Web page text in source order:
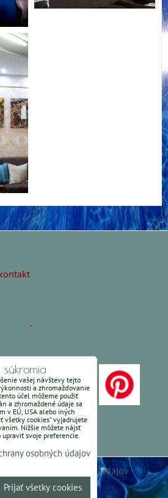
ochrany osobných údajov
vašej návštevy tejto
a zhromažďovanie
účel môžeme použiť
a zhromaždené údaje sa
v EÚ, USA alebo iných
všetky cookies“ vyjadrujete
Nižšie môžete nájsť
svoje preferencie.
osobných údajov
Prijať všetky cookies